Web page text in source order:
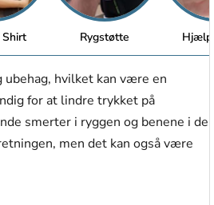
Rygstøtte
hvilket kan være en
for at lindre trykket på
smerter i ryggen og benene i de
men det kan også være